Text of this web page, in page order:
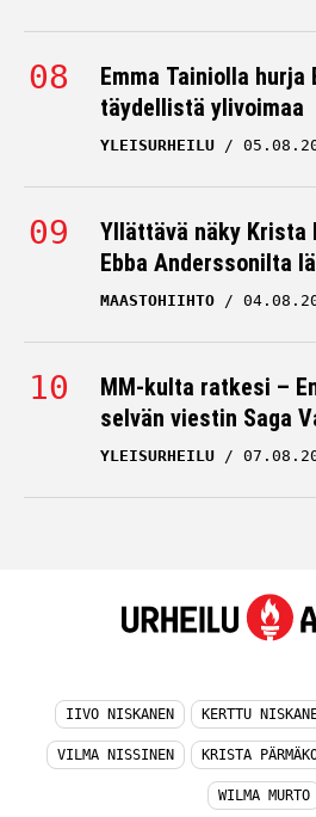
Emma Tainiolla hurja
täydellistä ylivoimaa
YLEISURHEILU
Yllättävä näky Krista
Ebba Anderssonilta
MAASTOHIIHTO
MM-kulta ratkesi –
selvän viestin Saga
YLEISURHEILU
IIVO NISKANEN KERTTU
VILMA NISSINEN KRISTA
WILMA MURTO